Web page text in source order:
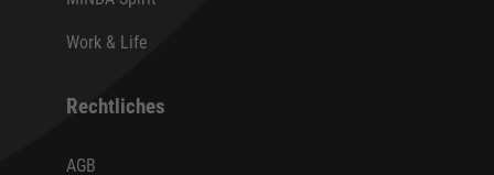
Work & Life
Rechtliches
AGB